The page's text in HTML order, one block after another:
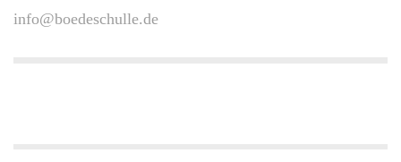
info@boedeschulle.de